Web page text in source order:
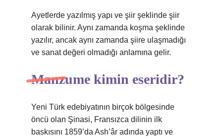
Ayetlerde yazılmış yapı ve şiir şeklinde şiir
olarak bilinir. Aynı zamanda koşma şeklinde
yazılır, ancak aynı zamanda şiire ulaşmadığı
ve sanat değeri olmadığı anlamına gelir.
Manzume kimin eseridir?
Yeni Türk edebiyatının birçok bölgesinde
öncü olan Şinasi, Fransızca dilinin ilk
baskısını 1859’da Ash’âr adında yaptı ve